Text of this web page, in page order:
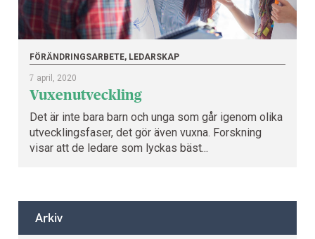
FÖRÄNDRINGSARBETE, LEDARSKAP
7 april, 2020
Vuxenutveckling
Det är inte bara barn och unga som går igenom olika
utvecklingsfaser, det gör även vuxna. Forskning
visar att de ledare som lyckas bäst...
Arkiv